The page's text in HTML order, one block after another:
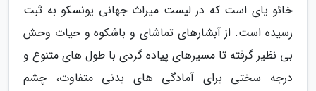
خائو یای است که در لیست میراث جهانی یونسکو به ثبت
رسیده است. از آبشارهای تماشای و باشکوه و حیات وحش
بی نظیر گرفته تا مسیرهای پیاده گردی با طول های متنوع و
درجه سختی برای آمادگی های بدنی متفاوت، چشم